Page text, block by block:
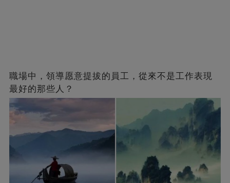
職場中，領導愿意提拔的員工，從來不是工作表現
最好的那些人？